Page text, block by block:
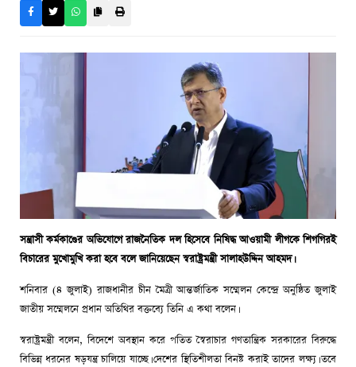
সন্ত্রাসী কর্মকাণ্ডের অভিযোগে রাজনৈতিক দল হিসেবে নিষিদ্ধ আওয়ামী লীগকে শিগগিরই
বিচারের মুখোমুখি করা হবে বলে জানিয়েছেন স্বরাষ্ট্রমন্ত্রী সালাহউদ্দিন আহমদ।
শনিবার (৪ জুলাই) রাজধানীর চীন মৈত্রী আন্তর্জাতিক সম্মেলন কেন্দ্রে অনুষ্ঠিত জুলাই
জাতীয় সম্মেলনে প্রধান অতিথির বক্তব্যে তিনি এ কথা বলেন।
স্বরাষ্ট্রমন্ত্রী বলেন, বিদেশে অবস্থান করে পতিত স্বৈরাচার গণতান্ত্রিক সরকারের বিরুদ্ধে
বিভিন্ন ধরনের ষড়যন্ত্র চালিয়ে যাচ্ছে। দেশের স্থিতিশীলতা বিনষ্ট করাই তাদের লক্ষ্য। তবে